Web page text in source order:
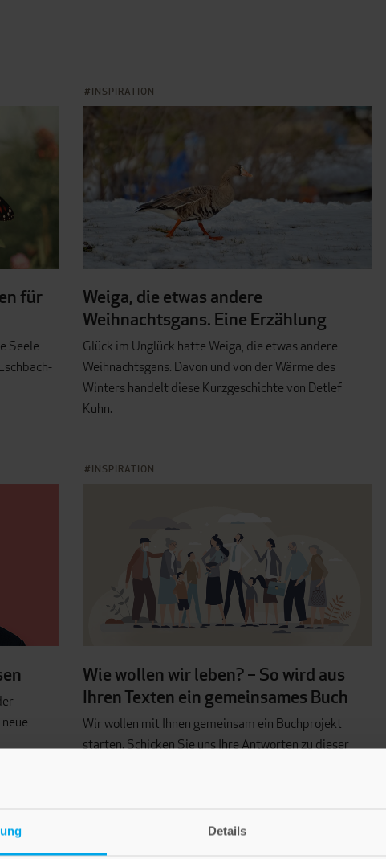
Details
für
Seele
INSPIRATION
Weiga, die etwas andere
Weihnachtsgans. Eine Erzählung
Glück im Unglück hatte Weiga, die etwas andere
Weihnachtsgans. Davon und von der Wärme des
Winters handelt diese Kurzgeschichte von Detlef
Kuhn.
INSPIRATION
Wie wollen wir leben? – So wird aus
Ihren Texten ein gemeinsames Buch
Wir wollen mit Ihnen gemeinsam ein Buchprojekt
starten. Schicken Sie uns Ihre Antworten zu dieser